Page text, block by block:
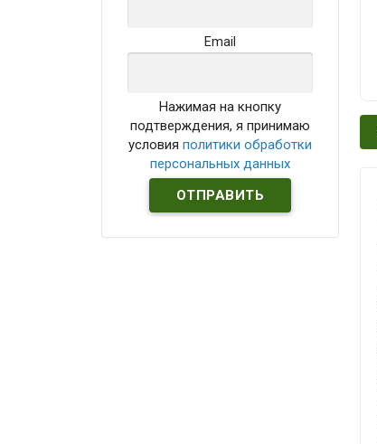
Email
Нажимая на кнопку
подтверждения, я принимаю
условияполитики обработки
персональных данных